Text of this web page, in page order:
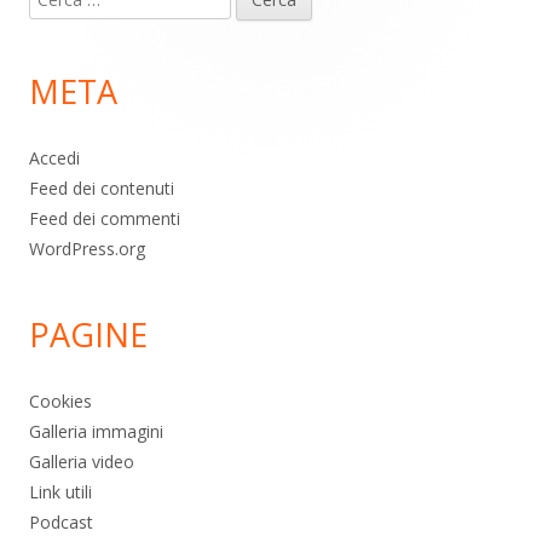
piè
pagina
per:
META
Accedi
Feed dei contenuti
Feed dei commenti
WordPress.org
PAGINE
Cookies
Galleria immagini
Galleria video
Link utili
Podcast